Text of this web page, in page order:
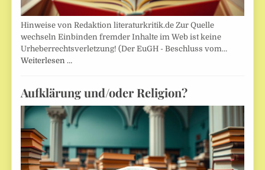
Hinweise von Redaktion literaturkritik.de Zur Quelle
wechseln Einbinden fremder Inhalte im Web ist keine
Urheberrechtsverletzung! (Der EuGH - Beschluss vom…
Weiterlesen …
Aufklärung und/oder Religion?